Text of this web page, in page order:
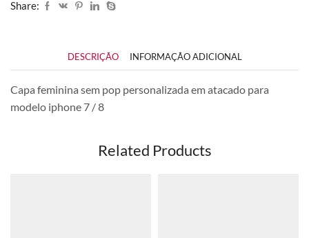
Share:
DESCRIÇÃO INFORMAÇÃO ADICIONAL
Capa feminina sem pop personalizada em atacado para
modelo iphone 7 / 8
Related Products